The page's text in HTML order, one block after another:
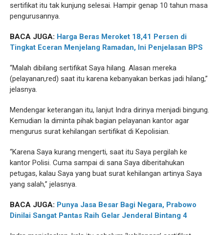
sertifikat itu tak kunjung selesai. Hampir genap 10 tahun masa
pengurusannya.
BACA JUGA: Harga Beras Meroket 18,41 Persen di
Tingkat Eceran Menjelang Ramadan, Ini Penjelasan BPS
“Malah dibilang sertifikat Saya hilang. Alasan mereka
(pelayanan,red) saat itu karena kebanyakan berkas jadi hilang,”
jelasnya.
Mendengar keterangan itu, lanjut Indra dirinya menjadi bingung.
Kemudian Ia diminta pihak bagian pelayanan kantor agar
mengurus surat kehilangan sertifikat di Kepolisian.
“Karena Saya kurang mengerti, saat itu Saya pergilah ke
kantor Polisi. Cuma sampai di sana Saya diberitahukan
petugas, kalau Saya yang buat surat kehilangan artinya Saya
yang salah,” jelasnya.
BACA JUGA: Punya Jasa Besar Bagi Negara, Prabowo
Dinilai Sangat Pantas Raih Gelar Jenderal Bintang 4